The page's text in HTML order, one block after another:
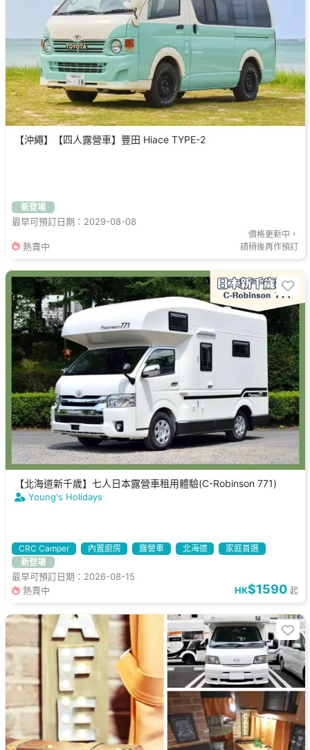
【沖繩】【四人露營車】豐田 Hiace TYPE-2
新登場
最早可預訂日期：2029-08-08
熱賣中
價格更新中，
請稍後再作預訂
【北海道新千歲】七人日本露營車租用體驗(C-Robinson 771)
Young's Holidays
CRC Camper 內置廚房 露營車 北海道
家庭首選
新登場
最早可預訂日期：2026-08-15
熱賣中
HK$1590 起